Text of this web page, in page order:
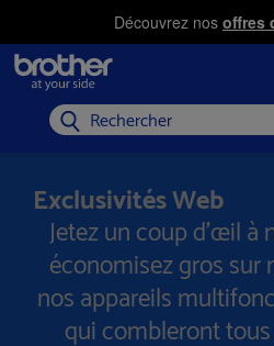
Découvrez nos offres
Rechercher
Exclusivités Web
Jetez un coup d’œil à
économisez gros sur
nos appareils
qui combleront